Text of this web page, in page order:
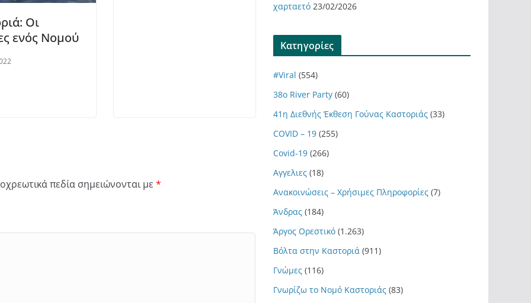
Οι
ενός Νομού
πεδία σημειώνονται με *
χαρταετό 23/02/2026
Kατηγορίες
#Viral (554)
38ο River Party (60)
41η Διεθνής Έκθεση Γούνας Καστοριάς (33)
COVID – 19 (255)
Covid-19 (266)
Αγγελιες (18)
Ανακοινώσεις – Χρήσιμες Πληροφορίες (7)
Άνδρας (184)
Άργος Ορεστικό (1.263)
Βόλτα στην Καστοριά (911)
Γνώμες (116)
Γνωρίζω το Νομό Καστοριάς (83)